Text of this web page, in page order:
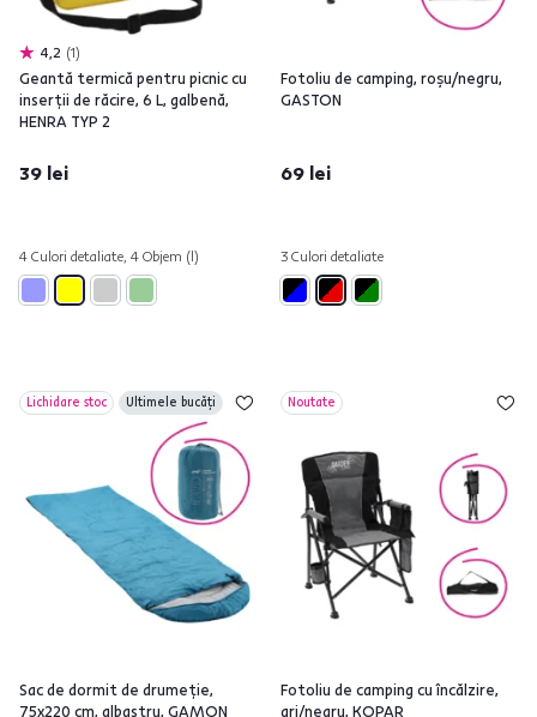
4,2 1
Geantă termică pentru picnic cu
inserţii de răcire, 6 L, galbenă,
HENRA TYP 2
39 lei
4 Culori detaliate, 4 Objem (l)
Fotoliu de camping, roşu/negru,
GASTON
69 lei
3 Culori detaliate
Lichidare stoc Ultimele bucăți
Sac de dormit de drumeţie,
75x220 cm, albastru, GAMON
Noutate
Fotoliu de camping cu încălzire,
gri/negru, KOPAR